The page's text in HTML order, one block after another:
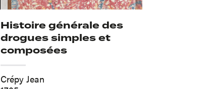
Histoire générale des
drogues simples et
composées
Crépy Jean